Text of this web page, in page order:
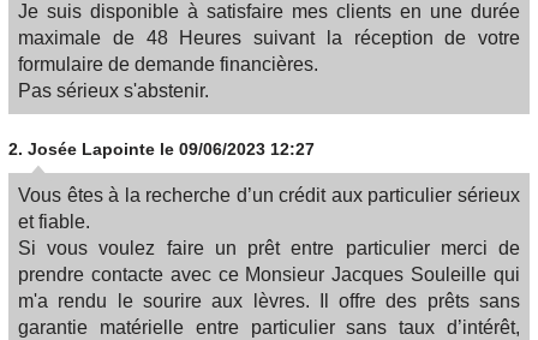
Je suis disponible à satisfaire mes clients en une durée
maximale de 48 Heures suivant la réception de votre
formulaire de demande financières.
Pas sérieux s'abstenir.
2. Josée Lapointe le 09/06/2023 12:27
Vous êtes à la recherche d’un crédit aux particulier sérieux
et fiable.
Si vous voulez faire un prêt entre particulier merci de
prendre contacte avec ce Monsieur Jacques Souleille qui
m'a rendu le sourire aux lèvres. Il offre des prêts sans
garantie matérielle entre particulier sans taux d’intérêt,